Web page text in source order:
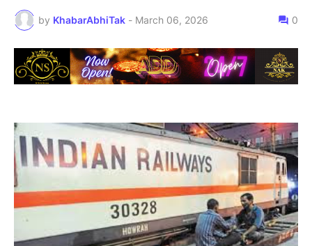
by KhabarAbhiTak - March 06, 2026 0